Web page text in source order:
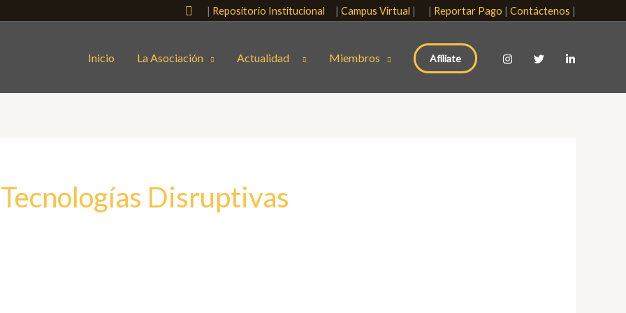
Buscar
| Repositorio Institucional | Campus Virtual | | Reportar Pago | Contáctenos |
Inicio La Asociación Actualidad Miembros Afíliate
Disruptivas